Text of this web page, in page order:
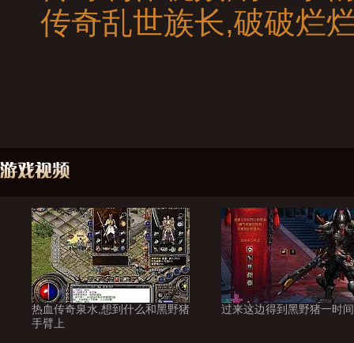
传奇乱世族长,破破烂
热血传奇泉水,想到什么和黑野猪
手臂上
过来这边得到黑野猪一时